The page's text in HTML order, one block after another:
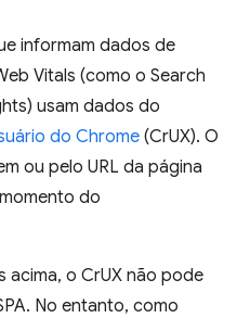
informam dados de
Vitals (como o Search
usam dados do
do Chrome (CrUX). O
ou pelo URL da página
do
o CrUX não pode
No entanto, como